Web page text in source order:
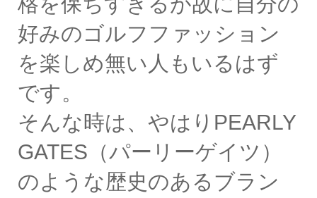
好みのゴルフファッション
を楽しめ無い人もいるはず
です。
そんな時は、やはりPEARLY
GATES（パーリーゲイツ）
のような歴史のあるブラン